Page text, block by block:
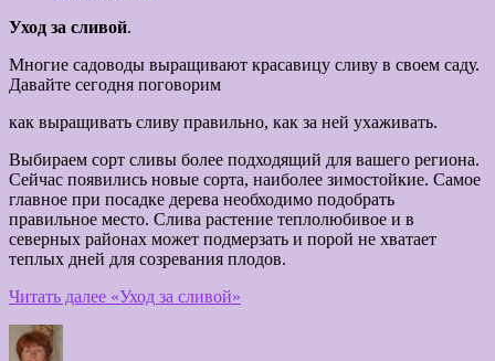
Уход за сливой.
Многие садоводы выращивают красавицу сливу в своем саду.
Давайте сегодня поговорим
как выращивать сливу правильно, как за ней ухаживать.
Выбираем сорт сливы более подходящий для вашего региона.
Сейчас появились новые сорта, наиболее зимостойкие. Самое
главное при посадке дерева необходимо подобрать
правильное место. Слива растение теплолюбивое и в
северных районах может подмерзать и порой не хватает
теплых дней для созревания плодов.
Читать далее «Уход за сливой»